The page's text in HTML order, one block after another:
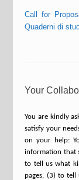
Call for
Quaderni di
Your
You are kindly
satisfy your
on your help:
information that
to tell us what
pages, (3) to tell